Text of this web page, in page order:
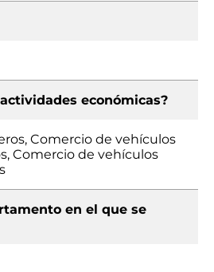
económicas?
Comercio de vehículos
Comercio de vehículos
en el que se